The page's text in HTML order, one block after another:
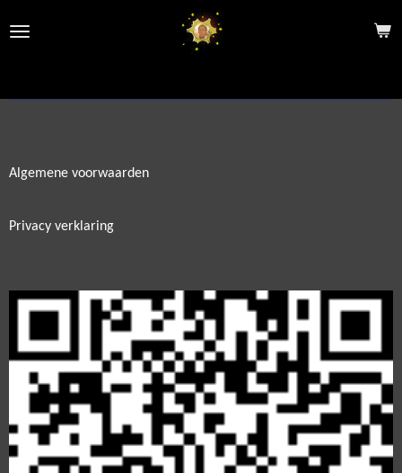
direct
hoofdinhoud
Algemene voorwaarden
Privacy verklaring